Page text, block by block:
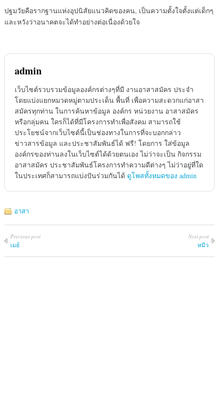
ปฐมวัยคือรากฐานแห่งอุปนิสัยแนวคิดของคน, เป็นความตั้งใจตั้งแต่เด็กๆ
และหวังว่าอนาคตจะได้ทำอย่างต่อเนื่องด้วยใจ
admin
เว็บไซต์รวบรวมข้อมูลองค์กรต่างๆที่มี งานอาสาสมัคร ประจำ
โดยแบ่งแยกหมวดหมู่ตามประเด็น พื้นที่ เพื่อความสะดวกแก่อาสา
สมัครทุกท่าน ในการค้นหาข้อมูล องค์กร หน่วยงาน อาสาสมัคร
หรือกลุ่มคน ใครก็ได้ที่มีโครงการทำเพื่อสังคม สามารถใช้
ประโยชน์จากเว็บไซต์นี้เป็นช่องทางในการที่จะบอกกล่าว
ข่าวสารข้อมูล และประชาสัมพันธ์ได้ ฟรี! โดยการ ใส่ข้อมูล
องค์กรของท่านลงในเว็บไซต์ได้ด้วยตนเอง ไม่ว่าจะเป็น กิจกรรม
อาสาสมัคร ประชาสัมพันธ์โครงการทำความดีต่างๆ ไม่ว่าอยู่ที่ใด
ในประเทศก็สามารถแบ่งปันร่วมกันได้ ดูโพสทั้งหมดของ admin
อาสา
Previous post
เมย์
Next post
หมิว